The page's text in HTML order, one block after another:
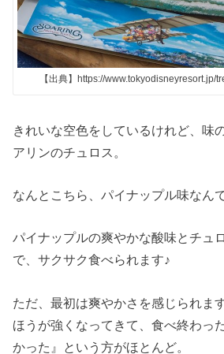
【出典】https://www.tokyodisneyresort.jp/
きれいな空色をしているけれど、味
アリンのチュロス。
なんとこちら、パイナップル味なん
パイナップルの爽やかな酸味とチュ
で、サクサク食べられます♪
ただ、最初は爽やかさを感じられま
ほうが強くなってきて、食べ終わっ
かった』という方がほとんど。